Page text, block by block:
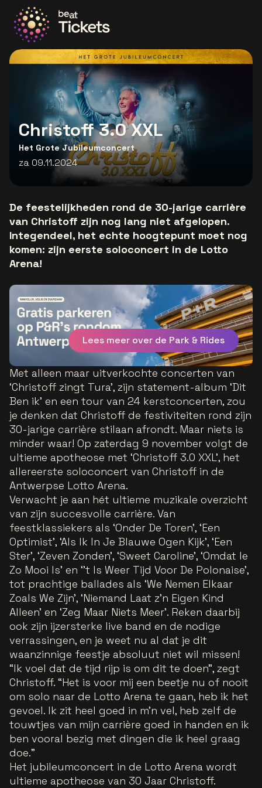
Ga naar de homepage
Christoff 3.0 XXL
Het Grote Jubileumconcert
za 09.11.2024
De feestelijkheden rond de 30-jarige carrière
van Christoff zijn nog lang niet afgelopen.
Integendeel, het echte hoogtepunt moet nog
komen: zijn eerste soloconcert in de Lotto
Arena!
Lees meer over de Park & Rides
Met alleen maar uitverkochte concerten van
‘Christoff zingt Tura’, zijn statement-album ‘Dit
Ben ik’ en een tour van 24 kerstconcerten, zou
je denken dat Christoff de festiviteiten rond zijn
30-jarige carrière stilaan afrondt. Maar niets is
minder waar! Op zaterdag 9 november volgt de
ultieme apotheose met ‘Christoff 3.0 XXL’, het
allereerste soloconcert van Christoff in de
Antwerpse Lotto Arena.
Verwacht je aan hét ultieme muzikale overzicht
van zijn succesvolle carrière. Van
feestklassiekers als ‘Onder De Toren’, ‘Een
Optimist’, ‘Als Ik In Je Blauwe Ogen Kijk’, ‘Een
Ster’, ‘Zeven Zonden’, ‘Sweet Caroline’, ‘Omdat Ie
Zo Mooi Is’ en ‘’t Is Weer Tijd Voor De Polonaise’,
tot prachtige ballades als ‘We Nemen Elkaar
Zoals We Zijn’, ‘Niemand Laat z’n Eigen Kind
Alleen’ en ‘Zeg Maar Niets Meer’. Reken daarbij
ook zijn ijzersterke live band en de nodige
verrassingen, en je weet nu al dat je dit
waanzinnige feestje absoluut niet wil missen!
“Ik voel dat de tijd rijp is om dit te doen”, zegt
Christoff. “Het is voor mij een beetje nu of nooit
om solo naar de Lotto Arena te gaan, heb ik het
gevoel. Ik zit heel goed in m’n vel, heb zelf de
touwtjes van mijn carrière goed in handen en ik
ben vooral bezig met dingen die ik heel graag
doe."
Het jubileumconcert in de Lotto Arena wordt
ultieme apotheose van 30 Jaar Christoff.